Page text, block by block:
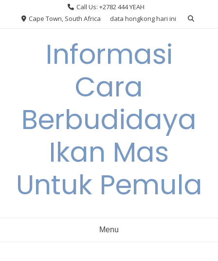
Call Us: +2782 444 YEAH
Cape Town, South Africa
data hongkong hari ini
Informasi
Cara
Berbudidaya
Ikan Mas
Untuk Pemula
Menu